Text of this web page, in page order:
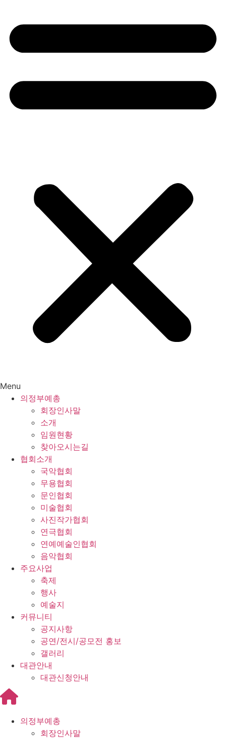
Menu
의정부예총
회장인사말
소개
임원현황
찾아오시는길
협회소개
국악협회
무용협회
문인협회
미술협회
사진작가협회
연극협회
연예예술인협회
음악협회
주요사업
축제
행사
예술지
커뮤니티
공지사항
공연/전시/공모전 홍보
갤러리
대관안내
대관신청안내
의정부예총
회장인사말